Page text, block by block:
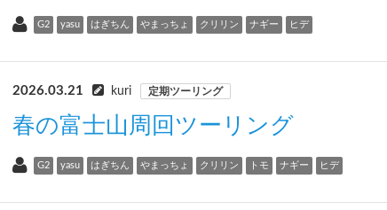
G2 yasu はぎちん やまっちょ クリリン ナギー ヒデ
2026.03.21 kuri 定期ツーリング
春の富士山周回ツーリング
G2 yasu はぎちん やまっちょ クリリン トモ ナギー ヒデ